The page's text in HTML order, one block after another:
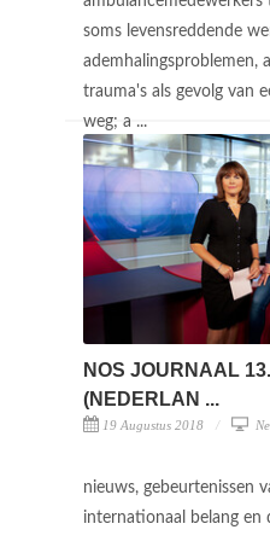
soms levensreddende
ademhalingsproblemen,
trauma's als gevolg van
weg; a ...
NOS JOURNAAL
(NEDERLAN ...
19 Augustus 2018
nieuws, gebeurtenissen
internationaal belang en